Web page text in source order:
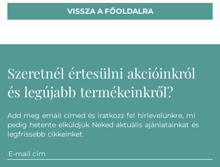
VISSZA A FŐOLDALRA
Szeretnél értesülni akcióinkról
és legújabb termékeinkről?
Add meg email címed és iratkozz fel hírlevelünkre, mi
pedig hetente elküldjük Neked aktuális ajánlatainkat és
legfrissebb cikkeinket.